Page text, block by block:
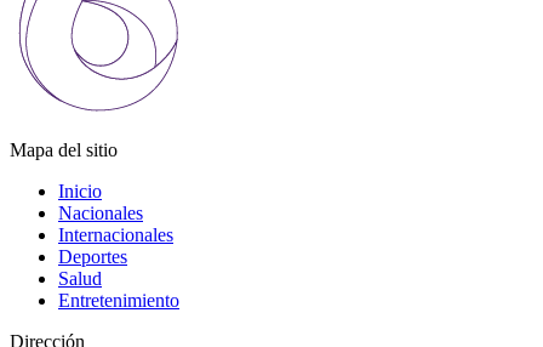
Mapa del sitio
Inicio
Nacionales
Internacionales
Deportes
Salud
Entretenimiento
Dirección